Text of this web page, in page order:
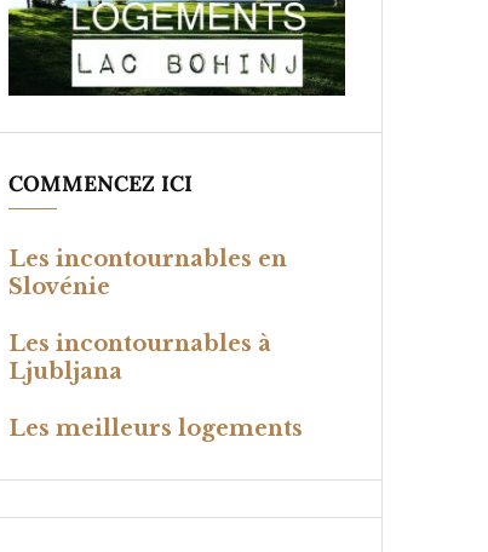
COMMENCEZ ICI
Les incontournables en
Slovénie
Les incontournables à
Ljubljana
Les meilleurs logements